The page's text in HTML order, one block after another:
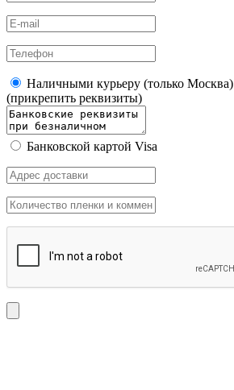
Наличными курьеру (только Москва)
(прикрепить реквизиты)
Банковской картой Visa